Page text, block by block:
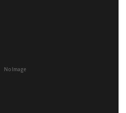
No Image